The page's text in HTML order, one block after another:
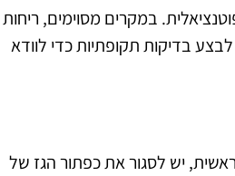
במקרים מסוימים, ריחות
בדיקות תקופתיות כדי לוודא
יש לסגור את כפתור הגז של